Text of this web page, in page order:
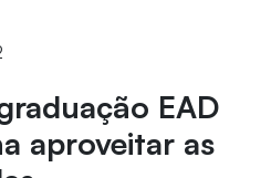
EAD
aproveitar as